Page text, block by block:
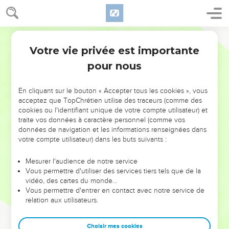
NE MANQUEZ PAS L’ÉVÉNEMENT
DE L’ANNÉE !
ET SI LEURS ERREURS POUVAIENT VOUS ÉVITER LES
VOTRES ?
leur foi ou leur vision. Mais on voit moins les doutes, les erreurs
et les saisons difficiles qu'ils ont traversés, alors même que ce
sont elles qui les ont façonnés.
Dans cette conférence, leaders, entrepreneurs, et responsables
clés pour avancer avec plus de sagesse afin que leurs erreurs
Votre vie privée est importante
pour nous
En cliquant sur le bouton « Accepter tous les cookies », vous
acceptez que TopChrétien utilise des traceurs (comme des
cookies ou l'identifiant unique de votre compte utilisateur) et
traite vos données à caractère personnel (comme vos
données de navigation et les informations renseignées dans
votre compte utilisateur) dans les buts suivants :
Mesurer l'audience de notre service
Vous permettre d'utiliser des services tiers tels que de la
vidéo, des cartes du monde…
Vous permettre d'entrer en contact avec notre service de
relation aux utilisateurs.
Choisir mes cookies